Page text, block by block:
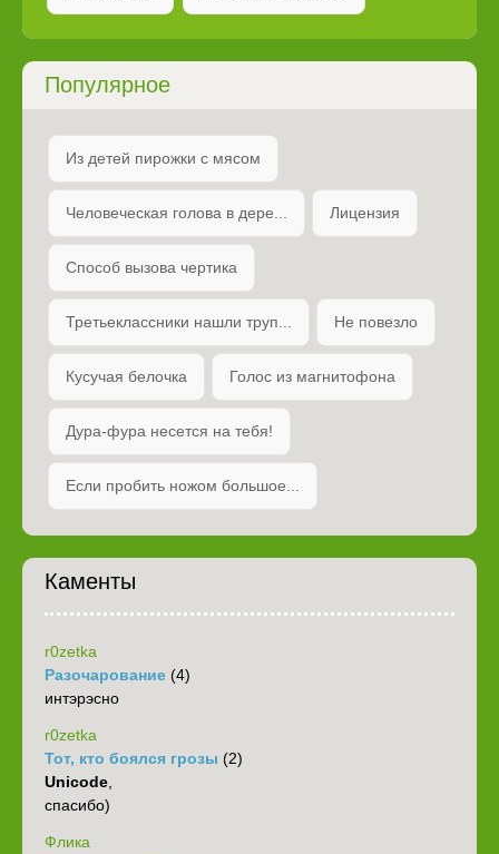
Популярное
Из детей пирожки с мясом
Человеческая голова в дере... Лицензия
Способ вызова чертика
Третьеклассники нашли труп... Не повезло
Кусучая белочка Голос из магнитофона
Дура-фура несется на тебя!
Если пробить ножом большое...
Каменты
r0zetka
Разочарование (4)
интэрэсно
r0zetka
Тот, кто боялся грозы (2)
Unicode
спасибо)
Флика